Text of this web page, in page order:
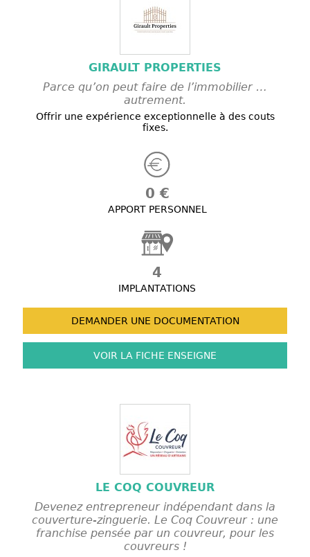
GIRAULT PROPERTIES
Parce qu’on peut faire de l’immobilier …
autrement.
Offrir une expérience exceptionnelle à des couts
fixes.
0 €
APPORT PERSONNEL
4
IMPLANTATIONS
DEMANDER UNE DOCUMENTATION
VOIR LA FICHE ENSEIGNE
LE COQ COUVREUR
Devenez entrepreneur indépendant dans la
couverture-zinguerie. Le Coq Couvreur : une
franchise pensée par un couvreur, pour les
couvreurs !